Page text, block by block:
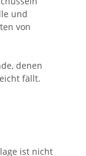
und
von
denen
fällt.
ist nicht